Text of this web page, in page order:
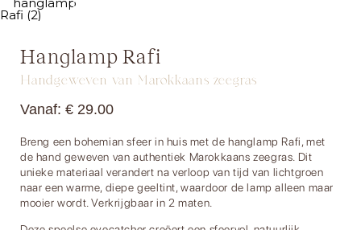
Hanglamp Rafi
Handgeweven van Marokkaans zeegras
Vanaf: € 29.00
Breng een bohemian sfeer in huis met de hanglamp Rafi, met
de hand geweven van authentiek Marokkaans zeegras. Dit
unieke materiaal verandert na verloop van tijd van lichtgroen
naar een warme, diepe geeltint, waardoor de lamp alleen maar
mooier wordt. Verkrijgbaar in 2 maten.